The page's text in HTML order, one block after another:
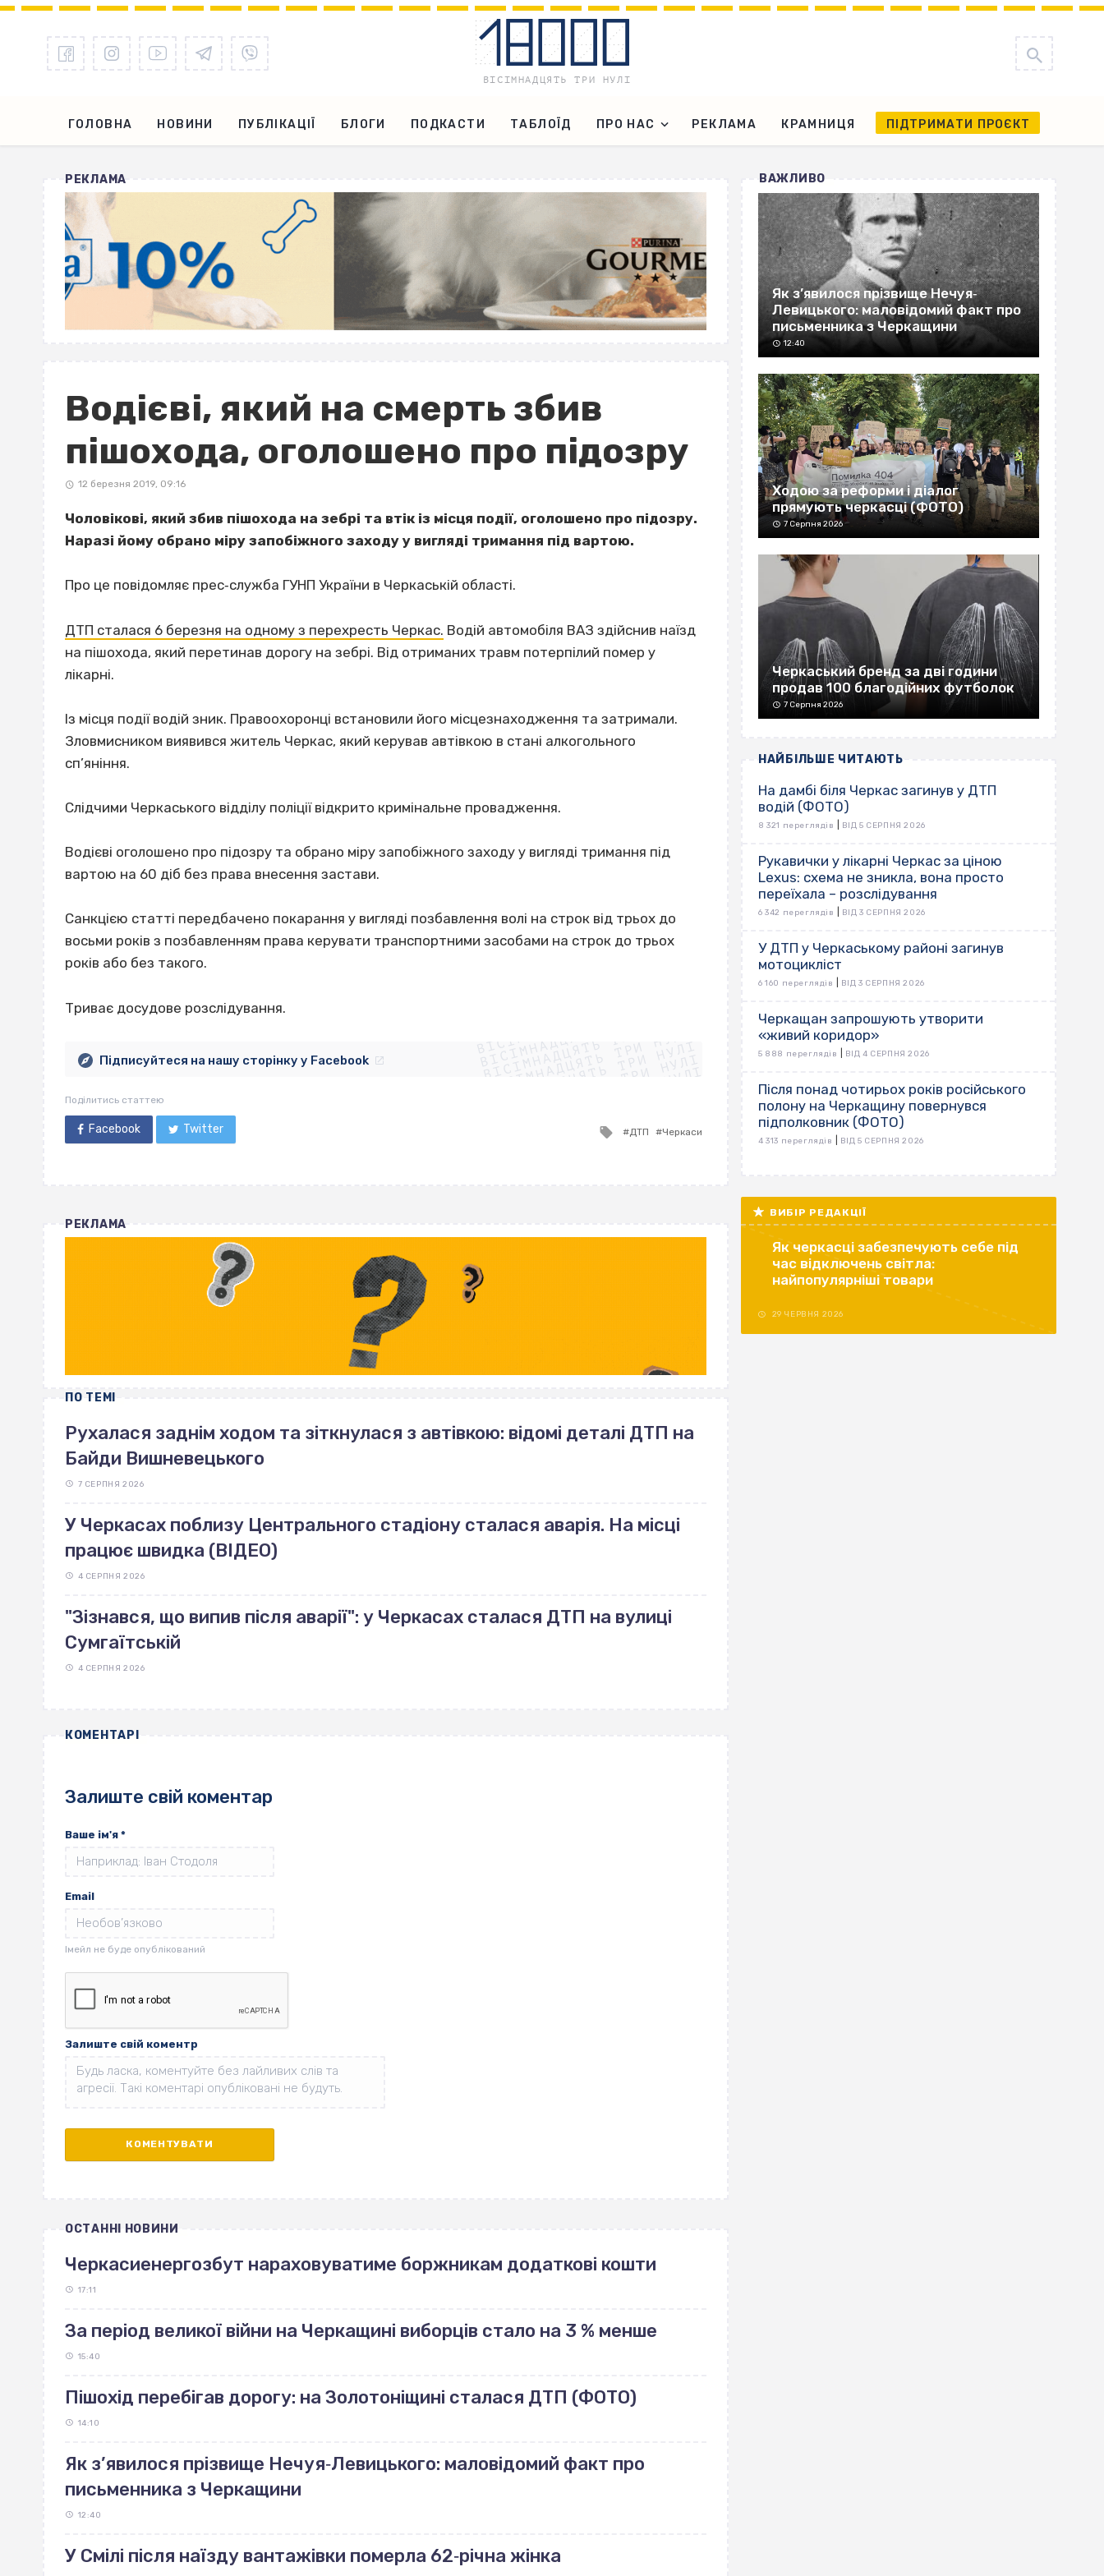
ГОЛОВНА НОВИНИ ПУБЛІКАЦІЇ БЛОГИ ПОДКАСТИ ТАБЛОЇД ПРО НАС РЕКЛАМА КРАМНИЦЯ ПІДТРИМАТИ ПРОЄКТ
РЕКЛАМА
Водієві, який на смерть збив
пішохода, оголошено про підозру
12 березня 2019, 09:16
Чоловікові, який збив пішохода на зебрі та втік із місця події, оголошено про підозру.
Наразі йому обрано міру запобіжного заходу у вигляді тримання під вартою.
Про це повідомляє прес‐служба ГУНП України в Черкаській області.
ДТП сталася 6 березня на одному з перехресть Черкас. Водій автомобіля ВАЗ здійснив наїзд
на пішохода, який перетинав дорогу на зебрі. Від отриманих травм потерпілий помер у
лікарні.
Із місця події водій зник. Правоохоронці встановили його місцезнаходження та затримали.
Зловмисником виявився житель Черкас, який керував автівкою в стані алкогольного
сп’яніння.
Слідчими Черкаського відділу поліції відкрито кримінальне провадження.
Водієві оголошено про підозру та обрано міру запобіжного заходу у вигляді тримання під
вартою на 60 діб без права внесення застави.
Санкцією статті передбачено покарання у вигляді позбавлення волі на строк від трьох до
восьми років з позбавленням права керувати транспортними засобами на строк до трьох
років або без такого.
Триває досудове розслідування. ВІСІМНАДЦЯТЬ ТРИ НУЛІ
ВІСІМНАДЦЯТЬ ТРИ НУЛІ
ВІСІМНАДЦЯТЬ ТРИ НУЛІ
ВІСІМНАДЦЯТЬ ТРИ НУЛІ
ВІСІМНАДЦЯТЬ ТРИ НУЛІ
ВІСІМНАДЦЯТЬ ТРИ НУЛІ
ВІСІМНАДЦЯТЬ ТРИ НУЛІ
ВІСІМНАДЦЯТЬ ТРИ НУЛІ
Підписуйтеся на нашу сторінку у Facebook
Поділитись статтею
Facebook Twitter
Tagged
ДТП Черкаси
РЕКЛАМА
ПО ТЕМІ
Рухалася заднім ходом та зіткнулася з автівкою: відомі деталі ДТП на
Байди Вишневецького
7 СЕРПНЯ 2026
У Черкасах поблизу Центрального стадіону сталася аварія. На місці
працює швидка (ВІДЕО)
4 СЕРПНЯ 2026
"Зізнався, що випив після аварії": у Черкасах сталася ДТП на вулиці
Сумгаїтській
4 СЕРПНЯ 2026
КОМЕНТАРІ
Залиште свій коментар
Ваше ім'я *
Email
Залиште свій коментр
ОСТАННІ НОВИНИ
Черкасиенергозбут нараховуватиме боржникам додаткові кошти
17:11
За період великої війни на Черкащині виборців стало на 3 % менше
15:40
Пішохід перебігав дорогу: на Золотоніщині сталася ДТП (ФОТО)
14:10
Як з’явилося прізвище Нечуя‐Левицького: маловідомий факт про
письменника з Черкащини
12:40
У Смілі після наїзду вантажівки померла 62‐річна жінка
ВАЖЛИВО
Як з’явилося прізвище Нечуя‐
Левицького: маловідомий факт про
письменника з Черкащини
12:40
Ходою за реформи і діалог
прямують черкасці (ФОТО)
7 Серпня 2026
Черкаський бренд за дві години
продав 100 благодійних футболок
7 Серпня 2026
НАЙБІЛЬШЕ ЧИТАЮТЬ
На дамбі біля Черкас загинув у ДТП
водій (ФОТО)
8 321 переглядів ВІД 5 СЕРПНЯ 2026
Рукавички у лікарні Черкас за ціною
Lexus: схема не зникла, вона просто
переїхала – розслідування
6 342 переглядів ВІД 3 СЕРПНЯ 2026
У ДТП у Черкаському районі загинув
мотоцикліст
6 160 переглядів ВІД 3 СЕРПНЯ 2026
Черкащан запрошують утворити
«живий коридор»
5 888 переглядів ВІД 4 СЕРПНЯ 2026
Після понад чотирьох років російського
полону на Черкащину повернувся
підполковник (ФОТО)
4 313 переглядів ВІД 5 СЕРПНЯ 2026
ВИБІР РЕДАКЦІЇ
Як черкасці забезпечують себе під
час відключень світла:
найпопулярніші товари
29 ЧЕРВНЯ 2026